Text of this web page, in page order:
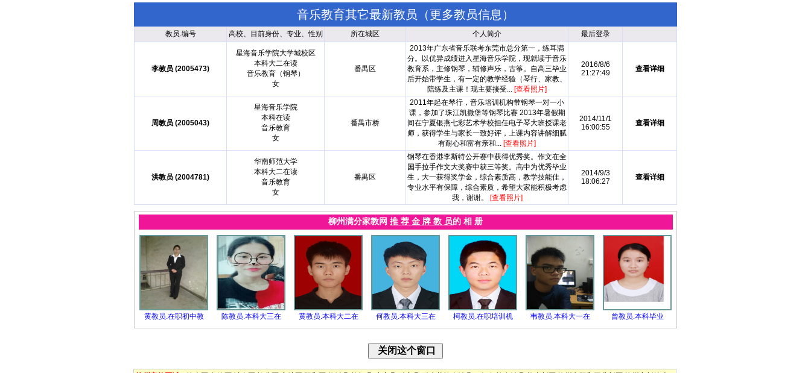
音乐教育其它最新教员（更多教员信息 ）
教员.编号 高校、目前身份、专业、性别 所在城区 个人简介 最后登录
李教员 (2005473)
星海音乐学院大学城校区
本科大二在读
音乐教育（钢琴）
女
番禺区
2013年广东省音乐联考东莞市总分第一，练耳满
分。以优异成绩进入星海音乐学院，现就读于音乐
教育系，主修钢琴，辅修声乐，古筝。自高三毕业
后开始带学生，有一定的教学经验（琴行、家教、
陪练及主课！现主要接受... [查看照片]
2016/8/6
21:27:49
查看详细
周教员 (2005043)
星海音乐学院
本科在读
音乐教育
女
番禺市桥
2011年起在琴行，音乐培训机构带钢琴一对一小
课，参加了珠江凯撒堡等钢琴比赛 2013年暑假期
间在宁夏银燕七彩艺术学校担任电子琴大班授课老
师，获得学生与家长一致好评，上课内容讲解细腻
有耐心和富有亲和... [查看照片]
2014/11/1
16:00:55
查看详细
洪教员 (2004781)
华南师范大学
本科大二在读
音乐教育
女
番禺区
钢琴在香港李斯特公开赛中获得优秀奖。作文在全
国手拉手作文大奖赛中获三等奖。高中为优秀毕业
生，大一获得奖学金，综合素质高，教学技能佳，
专业水平有保障，综合素质，希望大家能积极考虑
我，谢谢。
[查看照片]
2014/9/3
18:06:27
查看详细
柳州满分家教网 推 荐 金 牌 教 员的 相 册
黄教员.在职初中教 陈教员.本科大三在 黄教员.本科大二在 何教员.本科大三在 柯教员.在职培训机 韦教员.本科大一在 曾教员.本科毕业